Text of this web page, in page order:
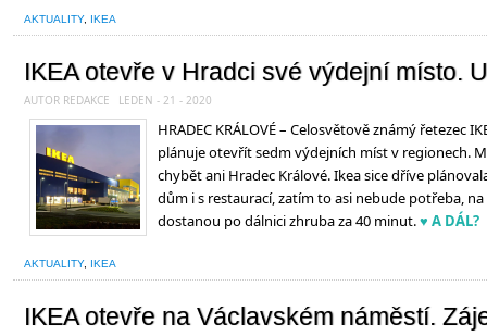
AKTUALITY, IKEA
IKEA otevře v Hradci své výdejní místo.
AUTOR REDAKCE LEDEN - 21 - 2020
HRADEC KRÁLOVÉ – Celosvětově známý řetezec
plánuje otevřít sedm výdejních míst v regionech.
chybět ani Hradec Králové. Ikea sice dříve
dům i s restaurací, zatím to asi nebude potřeba,
dostanou po dálnici zhruba za 40 minut.♥ A DÁL?
AKTUALITY, IKEA
IKEA otevře na Václavském náměstí.